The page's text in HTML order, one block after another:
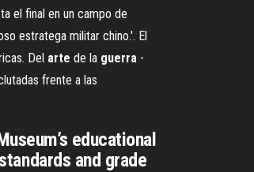
el final en un campo de
estratega militar chino.'. El
Del arte de la guerra -
frente a las
educational
and grade